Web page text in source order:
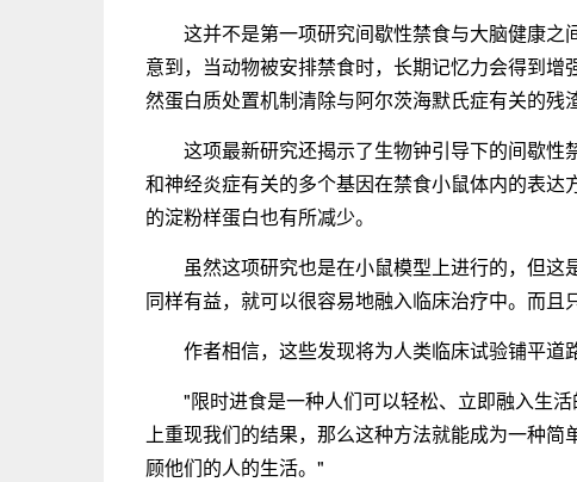
这并不是第一项研究间歇性禁食与大脑健康
意到，当动物被安排禁食时，长期记忆力会得到
然蛋白质处置机制清除与阿尔茨海默氏症有关的残
这项最新研究还揭示了生物钟引导下的间歇
和神经炎症有关的多个基因在禁食小鼠体内的表
的淀粉样蛋白也有所减少。
虽然这项研究也是在小鼠模型上进行的，但
同样有益，就可以很容易地融入临床治疗中。而且
作者相信，这些发现将为人类临床试验铺平道
"限时进食是一种人们可以轻松、立即融入生
上重现我们的结果，那么这种方法就能成为一种
顾他们的人的生活。"